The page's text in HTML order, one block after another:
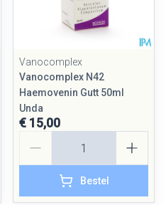
Vanocomplex
Vanocomplex N42
Haemovenin Gutt 50ml
Unda
€ 15,00
Bestel